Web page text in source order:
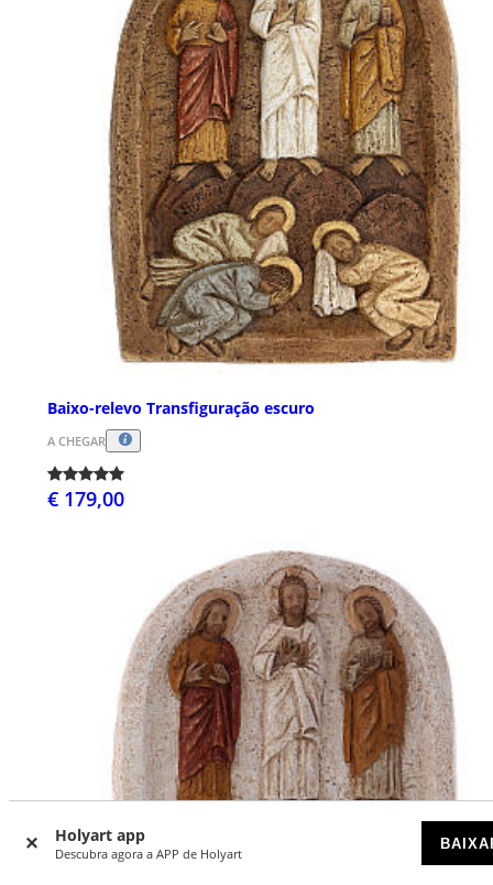
Holyart app
Descubra agora a APP de Holyart
Baixo-relevo Transfiguração escuro
A CHEGAR
€ 179,00